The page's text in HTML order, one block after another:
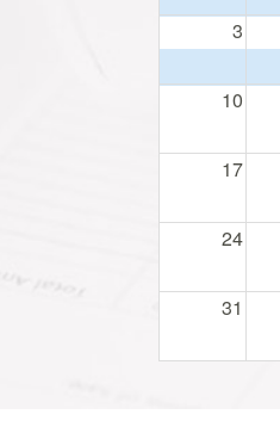
3
10
17
24
31